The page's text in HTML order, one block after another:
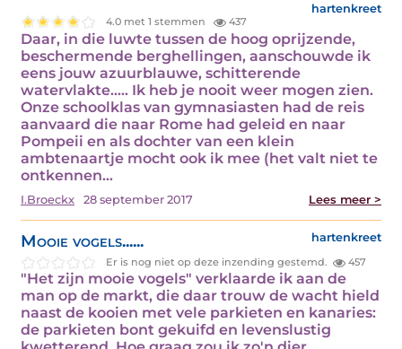
hartenkreet
4.0 met 1 stemmen 437
Daar, in die luwte tussen de hoog oprijzende,
beschermende berghellingen, aanschouwde ik
eens jouw azuurblauwe, schitterende
watervlakte..... Ik heb je nooit weer mogen zien.
Onze schoolklas van gymnasiasten had de reis
aanvaard die naar Rome had geleid en naar
Pompeii en als dochter van een klein
ambtenaartje mocht ook ik mee (het valt niet te
ontkennen…
I.Broeckx 28 september 2017 Lees meer >
Mooie vogels...... hartenkreet
Er is nog niet op deze inzending gestemd. 457
"Het zijn mooie vogels" verklaarde ik aan de
man op de markt, die daar trouw de wacht hield
naast de kooien met vele parkieten en kanaries:
de parkieten bont gekuifd en levenslustig